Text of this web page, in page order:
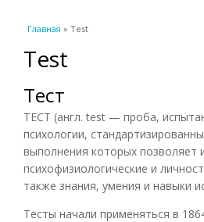
Вы здесь
Главная » Test
Test
Тест
ТЕСТ (англ. test — проба,
психологии,
выполнения которых позволяет
психофизиологические и
также знания, умения и навыки
Тесты начали применяться в